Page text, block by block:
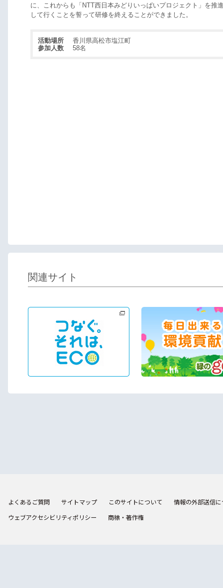
に、これからも「NTT西日本みどりいっぱいプロジェクト」を推
して行くことを誓って研修を終えることができました。
活動場所
香川県高松市塩江町
参加人数
58名
関連サイト
よくあるご質問 サイトマップ このサイトについて
情報の外部送信
ウェブアクセシビリティポリシー
商標・著作権